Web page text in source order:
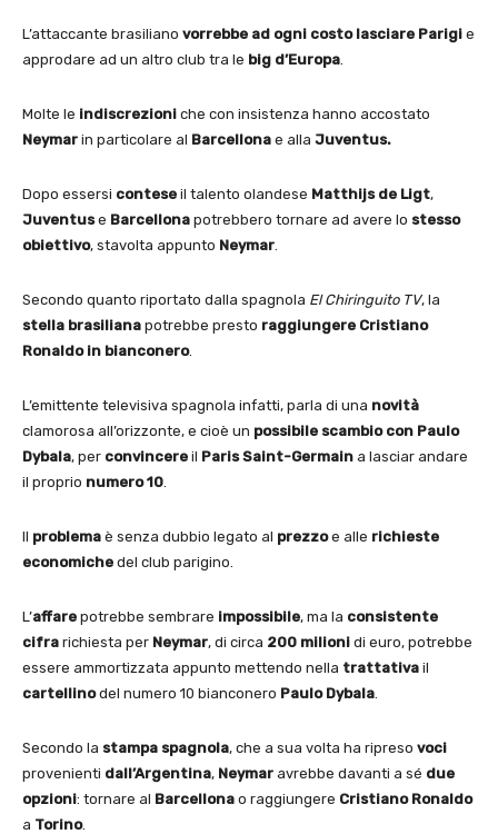
L’attaccante brasiliano vorrebbe ad ogni costo lasciare Parigi e
approdare ad un altro club tra le big d’Europa.
Molte le indiscrezioni che con insistenza hanno accostato
Neymar in particolare al Barcellona e alla Juventus.
Dopo essersi contese il talento olandese Matthijs de Ligt,
Juventuse Barcellona potrebbero tornare ad avere lo stesso
obiettivo, stavolta appunto Neymar.
Secondo quanto riportato dalla spagnola El Chiringuito TV, la
stella brasiliana potrebbe presto raggiungere Cristiano
Ronaldo in bianconero.
L’emittente televisiva spagnola infatti, parla di una novità
clamorosa all’orizzonte, e cioè un possibile scambio con Paulo
Dybala, per convincere il Paris Saint-Germain a lasciar andare
il proprio numero 10.
Il problema è senza dubbio legato al prezzoe alle richieste
economiche del club parigino.
L’affare potrebbe sembrare impossibile, ma la consistente
cifra richiesta per Neymar, di circa 200 milioni di euro, potrebbe
essere ammortizzata appunto mettendo nella trattativa il
cartellinodel numero 10 bianconero Paulo Dybala.
Secondo la stampa spagnola, che a sua volta ha ripreso voci
provenienti dall’Argentina, Neymar avrebbe davanti a sé due
opzioni: tornare al Barcellona o raggiungere Cristiano Ronaldo
a Torino.